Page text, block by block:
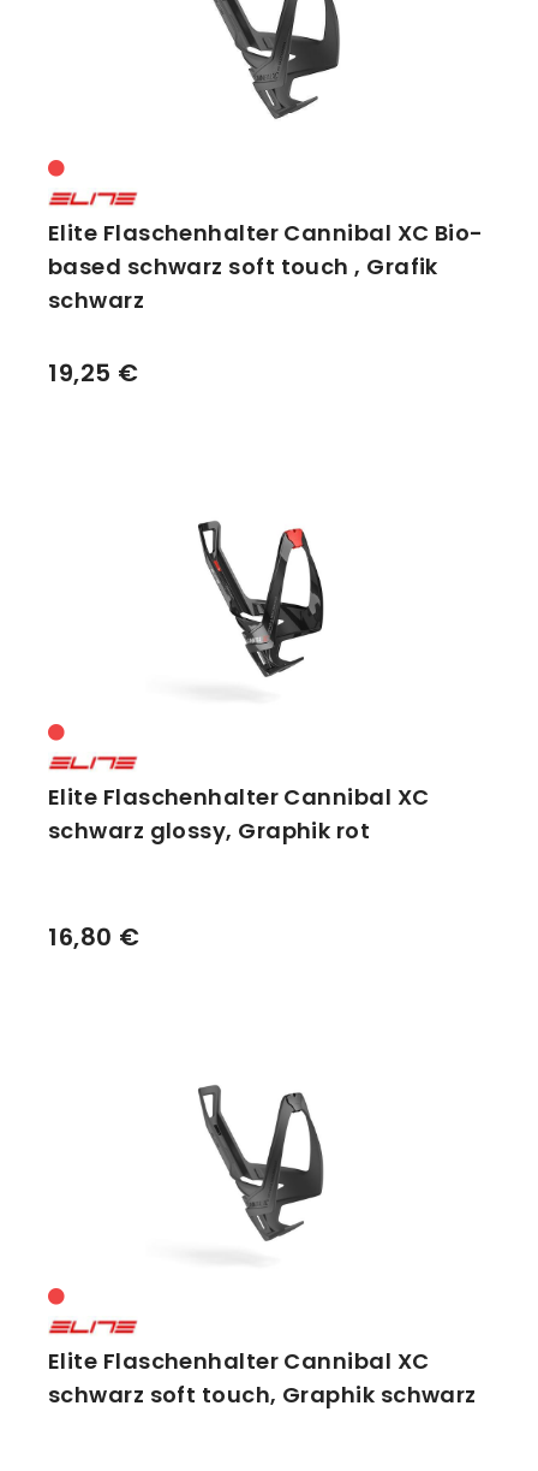
Elite Flaschenhalter Cannibal XC Bio-
based schwarz soft touch , Grafik
schwarz
19,25 €
Elite Flaschenhalter Cannibal XC
schwarz glossy, Graphik rot
16,80 €
Elite Flaschenhalter Cannibal XC
schwarz soft touch, Graphik schwarz